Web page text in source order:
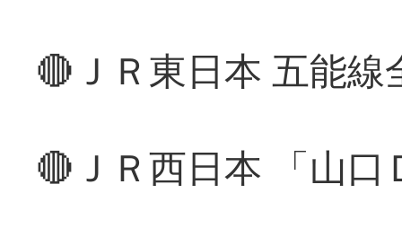
🔴ＪＲ東日本 五能
🔴ＪＲ西日本 「山